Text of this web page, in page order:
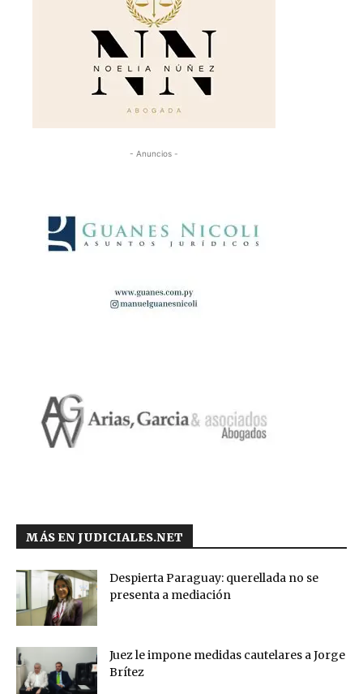
- Anuncios -
MÁS EN JUDICIALES.NET
Despierta Paraguay: querellada no se
presenta a mediación
Juez le impone medidas cautelares a Jorge
Brítez